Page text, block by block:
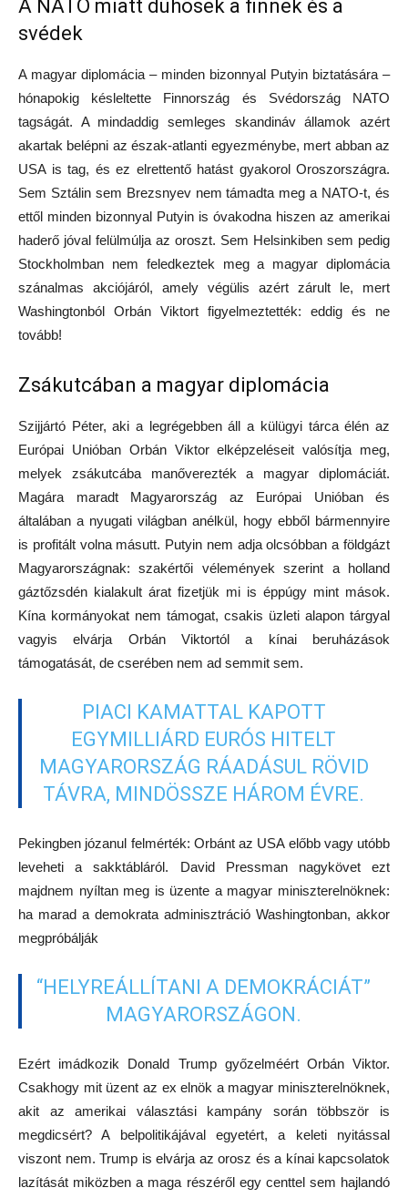
A NATO miatt dühösek a finnek és a
svédek
A magyar diplomácia – minden bizonnyal Putyin biztatására –
hónapokig késleltette Finnország és Svédország NATO
tagságát. A mindaddig semleges skandináv államok azért
akartak belépni az észak-atlanti egyezménybe, mert abban az
USA is tag, és ez elrettentő hatást gyakorol Oroszországra.
Sem Sztálin sem Brezsnyev nem támadta meg a NATO-t, és
ettől minden bizonnyal Putyin is óvakodna hiszen az amerikai
haderő jóval felülmúlja az oroszt. Sem Helsinkiben sem pedig
Stockholmban nem feledkeztek meg a magyar diplomácia
szánalmas akciójáról, amely végülis azért zárult le, mert
Washingtonból Orbán Viktort figyelmeztették: eddig és ne
tovább!
Zsákutcában a magyar diplomácia
Szijjártó Péter, aki a legrégebben áll a külügyi tárca élén az
Európai Unióban Orbán Viktor elképzeléseit valósítja meg,
melyek zsákutcába manőverezték a magyar diplomáciát.
Magára maradt Magyarország az Európai Unióban és
általában a nyugati világban anélkül, hogy ebből bármennyire
is profitált volna másutt. Putyin nem adja olcsóbban a földgázt
Magyarországnak: szakértői vélemények szerint a holland
gáztőzsdén kialakult árat fizetjük mi is éppúgy mint mások.
Kína kormányokat nem támogat, csakis üzleti alapon tárgyal
vagyis elvárja Orbán Viktortól a kínai beruházások
támogatását, de cserében nem ad semmit sem.
PIACI KAMATTAL KAPOTT
EGYMILLIÁRD EURÓS HITELT
MAGYARORSZÁG RÁADÁSUL RÖVID
TÁVRA, MINDÖSSZE HÁROM ÉVRE.
Pekingben józanul felmérték: Orbánt az USA előbb vagy utóbb
leveheti a sakktábláról. David Pressman nagykövet ezt
majdnem nyíltan meg is üzente a magyar miniszterelnöknek:
ha marad a demokrata adminisztráció Washingtonban, akkor
megpróbálják
“HELYREÁLLÍTANI A DEMOKRÁCIÁT”
MAGYARORSZÁGON.
Ezért imádkozik Donald Trump győzelméért Orbán Viktor.
Csakhogy mit üzent az ex elnök a magyar miniszterelnöknek,
akit az amerikai választási kampány során többször is
megdicsért? A belpolitikájával egyetért, a keleti nyitással
viszont nem. Trump is elvárja az orosz és a kínai kapcsolatok
lazítását miközben a maga részéről egy centtel sem hajlandó